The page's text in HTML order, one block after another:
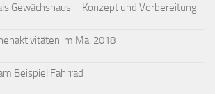
Gewächshaus – Konzept und Vorbereitung
im Mai 2018
Beispiel Fahrrad